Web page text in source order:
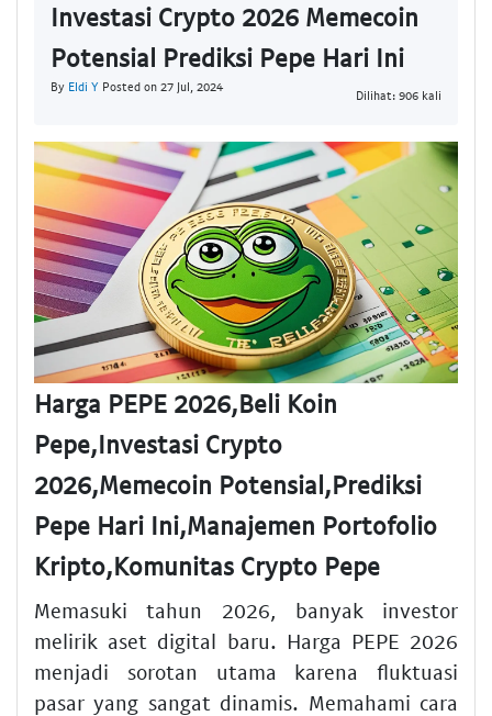
Investasi Crypto 2026 Memecoin
Potensial Prediksi Pepe Hari Ini
By Eldi Y Posted on 27 Jul, 2024
Dilihat: 906 kali
Harga PEPE 2026,Beli Koin
Pepe,Investasi Crypto
2026,Memecoin Potensial,Prediksi
Pepe Hari Ini,Manajemen Portofolio
Kripto,Komunitas Crypto Pepe
Memasuki tahun 2026, banyak investor
melirik aset digital baru. Harga PEPE 2026
menjadi sorotan utama karena fluktuasi
pasar yang sangat dinamis. Memahami cara